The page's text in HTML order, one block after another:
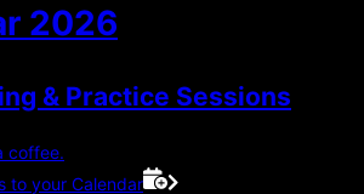
2026
& Practice Sessions
coffee.
to your Calendar